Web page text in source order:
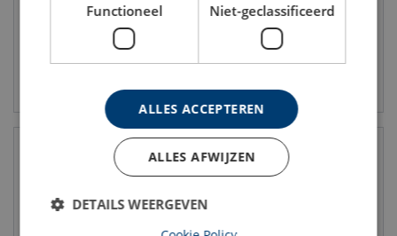
Functioneel Niet-geclassificeerd
ALLES ACCEPTEREN
ALLES AFWIJZEN
DETAILS WEERGEVEN